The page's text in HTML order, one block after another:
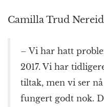
Camilla Trud
– Vi har hatt
2017. Vi har
tiltak, men vi ser
fungert godt nok.